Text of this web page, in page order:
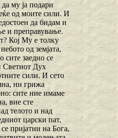
му ја подари
од моите сили. И
да бидам и
и преправување.
Кој Му е толку
од земјата,
сите заедно се
Светиот Дух
сили. И сето
ни грижа
сите ние имаме
вие сте
телото и над
царски пат,
пријатни на Бога,